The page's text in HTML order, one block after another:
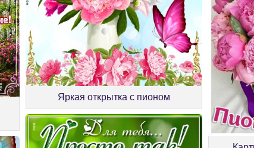
Яркая открытка с пионом